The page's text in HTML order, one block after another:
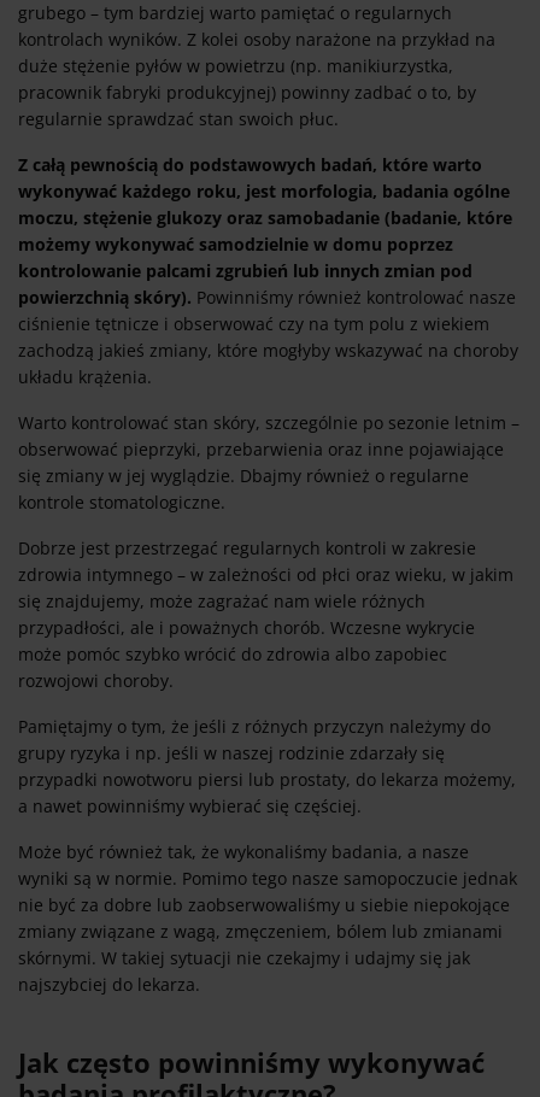
grubego – tym bardziej warto pamiętać o regularnych
kontrolach wyników. Z kolei osoby narażone na przykład na
duże stężenie pyłów w powietrzu (np. manikiurzystka,
pracownik fabryki produkcyjnej) powinny zadbać o to, by
regularnie sprawdzać stan swoich płuc.
Z całą pewnością do podstawowych badań, które warto
wykonywać każdego roku, jest morfologia, badania ogólne
moczu, stężenie glukozy oraz samobadanie (badanie, które
możemy wykonywać samodzielnie w domu poprzez
kontrolowanie palcami zgrubień lub innych zmian pod
powierzchnią skóry). Powinniśmy również kontrolować nasze
ciśnienie tętnicze i obserwować czy na tym polu z wiekiem
zachodzą jakieś zmiany, które mogłyby wskazywać na choroby
układu krążenia.
Warto kontrolować stan skóry, szczególnie po sezonie letnim –
obserwować pieprzyki, przebarwienia oraz inne pojawiające
się zmiany w jej wyglądzie. Dbajmy również o regularne
kontrole stomatologiczne.
Dobrze jest przestrzegać regularnych kontroli w zakresie
zdrowia intymnego – w zależności od płci oraz wieku, w jakim
się znajdujemy, może zagrażać nam wiele różnych
przypadłości, ale i poważnych chorób. Wczesne wykrycie
może pomóc szybko wrócić do zdrowia albo zapobiec
rozwojowi choroby.
Pamiętajmy o tym, że jeśli z różnych przyczyn należymy do
grupy ryzyka i np. jeśli w naszej rodzinie zdarzały się
przypadki nowotworu piersi lub prostaty, do lekarza możemy,
a nawet powinniśmy wybierać się częściej.
Może być również tak, że wykonaliśmy badania, a nasze
wyniki są w normie. Pomimo tego nasze samopoczucie jednak
nie być za dobre lub zaobserwowaliśmy u siebie niepokojące
zmiany związane z wagą, zmęczeniem, bólem lub zmianami
skórnymi. W takiej sytuacji nie czekajmy i udajmy się jak
najszybciej do lekarza.
Jak często powinniśmy wykonywać